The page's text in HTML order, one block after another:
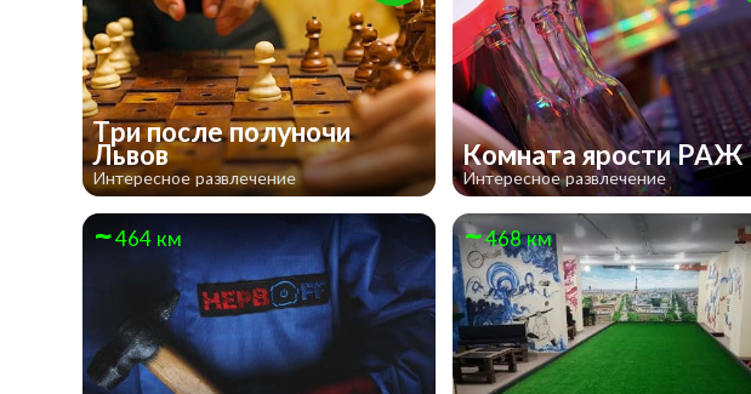
Три после полуночи
Львов
Интересное развлечение
Комната ярости РАЖ
Интересное развлечение
464 км 468 км